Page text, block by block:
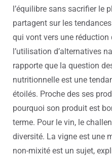
l’équilibre sans sacrifier le
partagent sur les
qui vont vers une réduction
l’utilisation d’alternatives
rapporte que la question
nutritionnelle est une
étoilés. Proche des ses
pourquoi son produit est
terme. Pour le vin, le
diversité. La vigne est une
non-mixité est un sujet,